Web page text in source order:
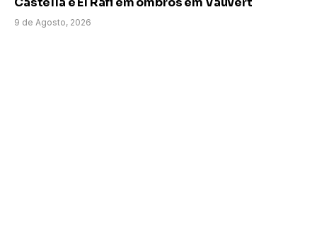
9 de Agosto, 2026